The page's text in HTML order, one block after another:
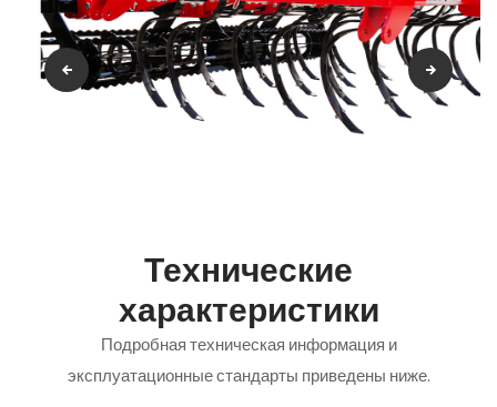
Технические
характеристики
Подробная техническая информация и
эксплуатационные стандарты приведены ниже.